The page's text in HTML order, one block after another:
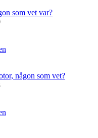
som vet var?
någon som vet?